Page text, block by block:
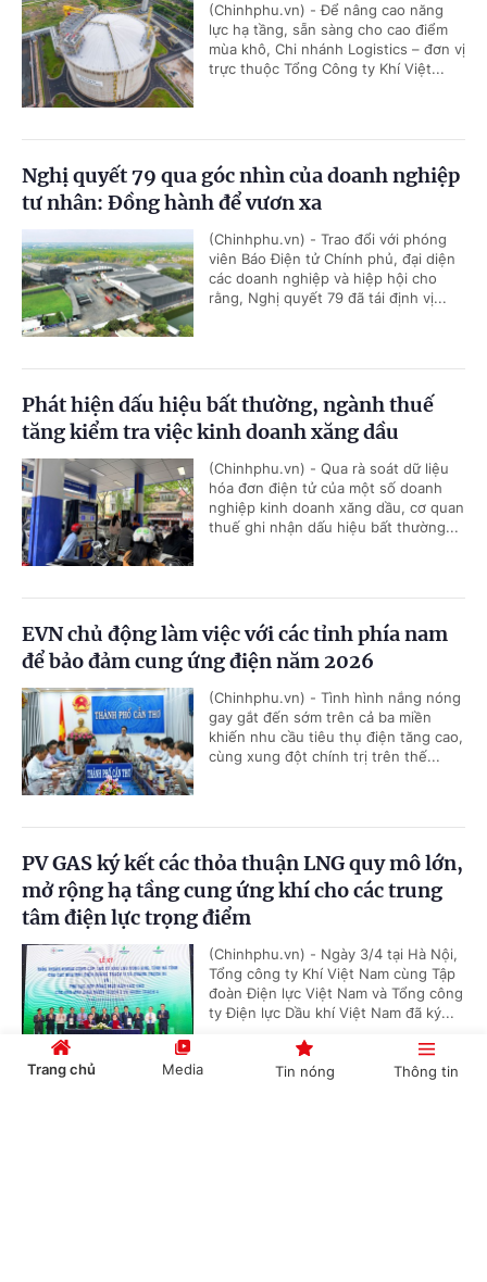
(Chinhphu.vn) - Để nâng cao năng
lực hạ tầng, sẵn sàng cho cao điểm
mùa khô, Chi nhánh Logistics – đơn vị
trực thuộc Tổng Công ty Khí Việt...
Nghị quyết 79 qua góc nhìn của doanh nghiệp
tư nhân: Đồng hành để vươn xa
(Chinhphu.vn) - Trao đổi với phóng
viên Báo Điện tử Chính phủ, đại diện
các doanh nghiệp và hiệp hội cho
rằng, Nghị quyết 79 đã tái định vị...
Phát hiện dấu hiệu bất thường, ngành thuế
tăng kiểm tra việc kinh doanh xăng dầu
(Chinhphu.vn) - Qua rà soát dữ liệu
hóa đơn điện tử của một số doanh
nghiệp kinh doanh xăng dầu, cơ quan
thuế ghi nhận dấu hiệu bất thường...
EVN chủ động làm việc với các tỉnh phía nam
để bảo đảm cung ứng điện năm 2026
(Chinhphu.vn) - Tình hình nắng nóng
gay gắt đến sớm trên cả ba miền
khiến nhu cầu tiêu thụ điện tăng cao,
cùng xung đột chính trị trên thế...
PV GAS ký kết các thỏa thuận LNG quy mô lớn,
mở rộng hạ tầng cung ứng khí cho các trung
tâm điện lực trọng điểm
(Chinhphu.vn) - Ngày 3/4 tại Hà Nội,
Tổng công ty Khí Việt Nam cùng Tập
đoàn Điện lực Việt Nam và Tổng công
ty Điện lực Dầu khí Việt Nam đã ký...
Trang chủ Media Tin nóng Thông tin